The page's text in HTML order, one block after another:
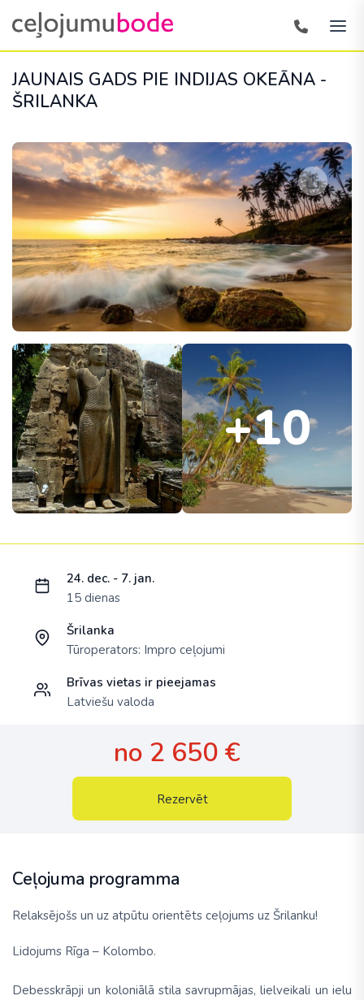
JAUNAIS GADS PIE INDIJAS OKEĀNA -
ŠRILANKA
+10
Ceļojuma programma
Relaksējošs un uz atpūtu orientēts ceļojums uz Šrilanku!
Lidojums Rīga – Kolombo.
Debesskrāpji un koloniālā stila savrupmājas, lielveikali un ielu
24. dec. - 7. jan.
15 dienas
Šrilanka
Tūroperators: Impro ceļojumi
Brīvas vietas ir pieejamas
Latviešu valoda
no 2 650 €
Rezervēt